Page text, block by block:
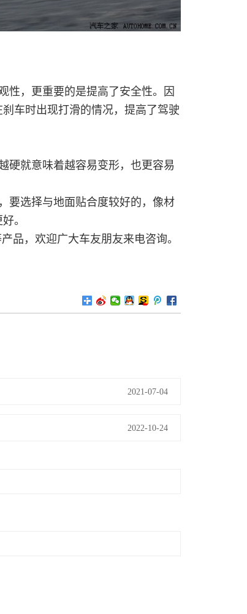
性，更重要的是提高了安全性。因
车时出现打滑的情况，提高了驾驶
硬就意味着越容易变形，也更容易
要选择与地面贴合度较好的，像材
。
品，欢迎广大车友朋友来电咨询。
2021-07-04
2022-10-24